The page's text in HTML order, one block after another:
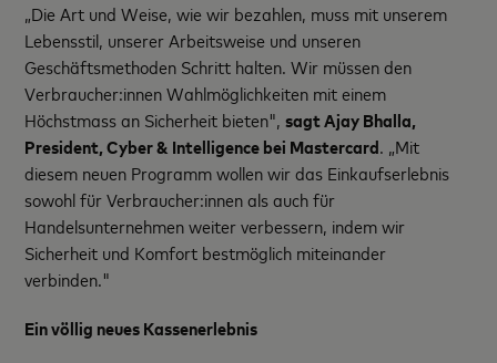
„Die Art und Weise, wie wir bezahlen, muss mit unserem
Lebensstil, unserer Arbeitsweise und unseren
Geschäftsmethoden Schritt halten. Wir müssen den
Verbraucher:innen Wahlmöglichkeiten mit einem
Höchstmass an Sicherheit bieten",sagt Ajay Bhalla,
President, Cyber & Intelligence bei Mastercard. „Mit
diesem neuen Programm wollen wir das Einkaufserlebnis
sowohl für Verbraucher:innen als auch für
Handelsunternehmen weiter verbessern, indem wir
Sicherheit und Komfort bestmöglich miteinander
verbinden."
Ein völlig neues Kassenerlebnis